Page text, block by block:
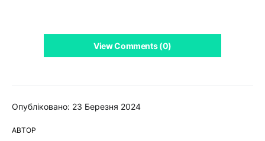
Опубліковано: 23 Березня 2024
АВТОР
View Comments (0)